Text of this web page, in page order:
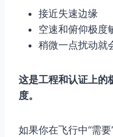
接近失速边缘
空速和俯仰极度
稍微一点扰动就
这是工程和认证上的
度。
如果你在飞行中“需